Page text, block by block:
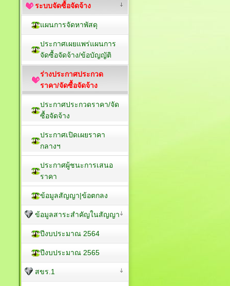
ระบบจัดซื้อจัดจ้าง
แผนการจัดหาพัสดุ
ประกาศเผยแพร่แผนการ
จัดซื้อจัดจ้าง/ข้อบัญญัติ
ร่างประกาศประกวด
ราคา/จัดซื้อจัดจ้าง
ประกาศประกวดราคา/จัด
ซื้อจัดจ้าง
ประกาศเปิดเผยราคา
กลางฯ
ประกาศผู้ชนะการเสนอ
ราคา
ข้อมูลสัญญา|ข้อตกลง
ข้อมูลสาระสำคัญในสัญญา
ปีงบประมาณ 2564
ปีงบประมาณ 2565
สขร.1